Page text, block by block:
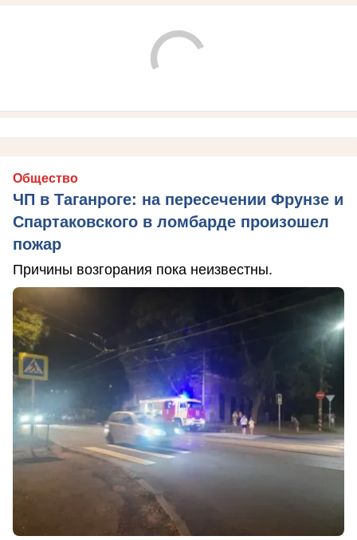
Общество
ЧП в Таганроге: на пересечении Фрунзе и
Спартаковского в ломбарде произошел
пожар
Причины возгорания пока неизвестны.